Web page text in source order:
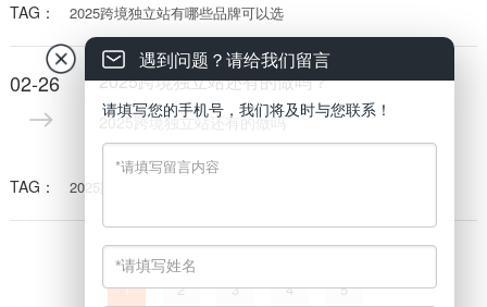
TAG： 2025跨境独立站有哪些品牌可以选
02-26 2025跨境独立站还有的做吗？
2025跨境独立站还有的做吗
TAG： 2025跨境独立站还有的做吗
1 2 3 4 5
遇到问题？请给我们留言
请填写您的手机号，我们将及时与您联系！